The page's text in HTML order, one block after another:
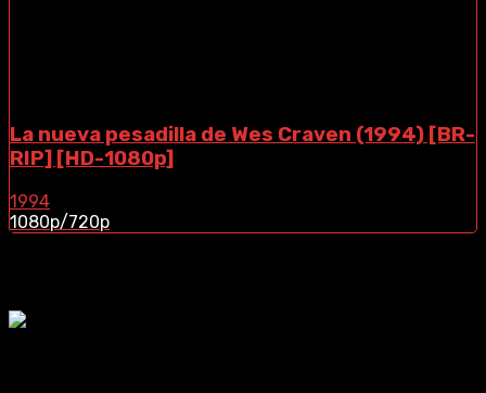
La nueva pesadilla de Wes Craven (1994) [BR-
RIP] [HD-1080p]
1994
1080p/720p